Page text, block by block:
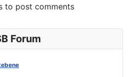
Forum
to post comments